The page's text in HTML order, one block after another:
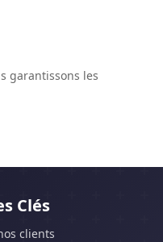
garantissons les
Clés
clients